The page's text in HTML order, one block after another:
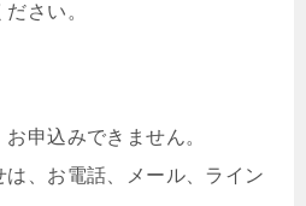
さい。
申込みできません。
、お電話、メール、ライン